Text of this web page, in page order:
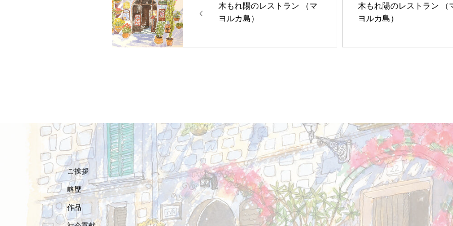
木もれ陽のレストラン （マ
ヨルカ島）
木もれ陽のレストラン （
ヨルカ島）
ご挨拶
略歴
作品